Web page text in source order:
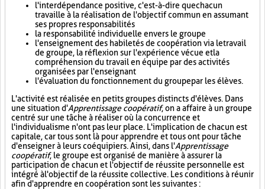
l'interdépendance positive, c'est-à-dire que chacun
travaille à la réalisation de l'objectif commun en assumant
ses propres responsabilités
la responsabilité individuelle envers le groupe
l'enseignement des habiletés de coopération via le travail
de groupe, la réflexion sur l'expérience vécue et la
compréhension du travail en équipe par des activités
organisées par l'enseignant
l'évaluation du fonctionnement du groupe par les élèves.
L'activité est réalisée en petits groupes distincts d'élèves. Dans
une situation d'Apprentissage coopératif, on a affaire à un groupe
centré sur une tâche à réaliser où la concurrence et
l'individualisme n'ont pas leur place. L'implication de chacun est
capitale, car tous sont là pour apprendre et tous ont pour tâche
d'enseigner à leurs coéquipiers. Ainsi, dans l'Apprentissage
coopératif, le groupe est organisé de manière à assurer la
participation de chacun et l'objectif de réussite personnelle est
intégré à l'objectif de la réussite collective. Les conditions à réunir
afin d'apprendre en coopération sont les suivantes :